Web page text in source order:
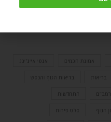
בריאות – הגוף
אמונת חכמים אנטי אייג'ינג
בריאות בריאות הגוף והנפש
הרמב"ם התחדשות
הגוף סלט פירות